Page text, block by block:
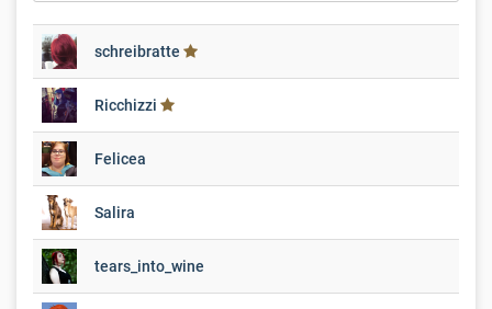
schreibratte
Ricchizzi
Felicea
Salira
tears_into_wine